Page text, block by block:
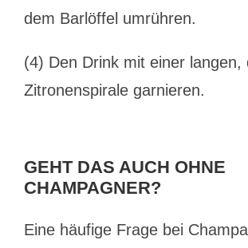
dem Barlöffel umrühren.
(4) Den Drink mit einer langen,
Zitronenspirale garnieren.
GEHT DAS AUCH OHNE
CHAMPAGNER?
Eine häufige Frage bei